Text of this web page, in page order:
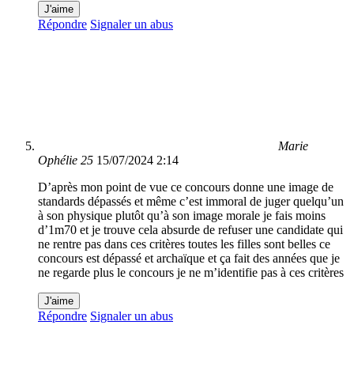
J'aime
Répondre Signaler un abus
Marie
Ophélie 25 15/07/2024 2:14
D’après mon point de vue ce concours donne une image de
standards dépassés et même c’est immoral de juger quelqu’un
à son physique plutôt qu’à son image morale je fais moins
d’1m70 et je trouve cela absurde de refuser une candidate qui
ne rentre pas dans ces critères toutes les filles sont belles ce
concours est dépassé et archaïque et ça fait des années que je
ne regarde plus le concours je ne m’identifie pas à ces critères
J'aime
Répondre Signaler un abus